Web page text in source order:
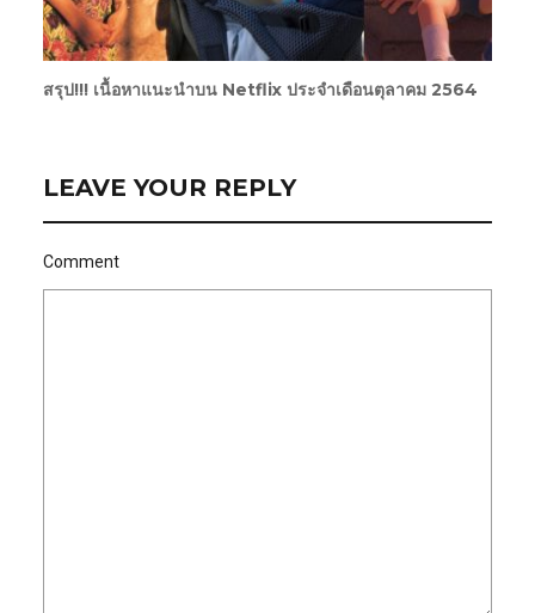
สรุป!!! เนื้อหาแนะนำบน Netflix ประจำเดือนตุลาคม 2564
LEAVE YOUR REPLY
Comment